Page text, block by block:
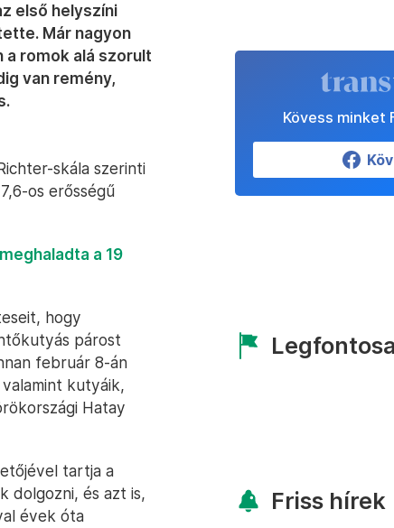
első helyszíni
Már nagyon
a romok alá szorult
van remény,
skála szerinti
os erősségű
meghaladta a 19
hogy
párost
február 8-án
kutyáik,
Hatay
tartja a
dolgozni, és azt is,
évek óta
Kövess minket
Friss hírek